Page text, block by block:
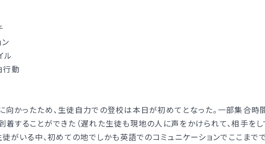
ル
行動
かったため、生徒自力での登校は本日が初めてとなった。一部集合時
することができた（遅れた生徒も現地の人に声をかけられて、相手を
がいる中、初めての地でしかも英語でのコミュニケーションでここまで